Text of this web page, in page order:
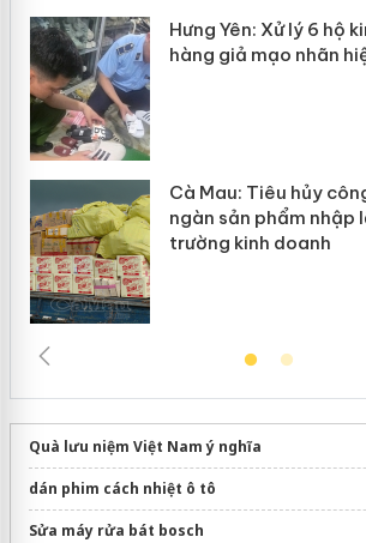
Hưng Yên: Xử lý 6 hộ
hàng giả mạo nhãn
Cà Mau: Tiêu hủy
ngàn sản phẩm nhập
trường kinh doanh
Quà lưu niệm Việt Nam ý nghĩa
dán phim cách nhiệt ô tô
Sửa máy rửa bát bosch